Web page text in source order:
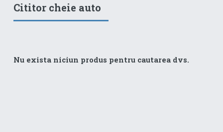
Cititor cheie auto
Nu exista niciun produs pentru cautarea dvs.